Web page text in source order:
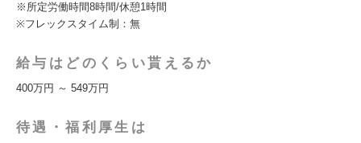
※所定労働時間8時間/休憩1時間
※フレックスタイム制：無
給与はどのくらい貰えるか
400万円 ～ 549万円
待遇・福利厚生は